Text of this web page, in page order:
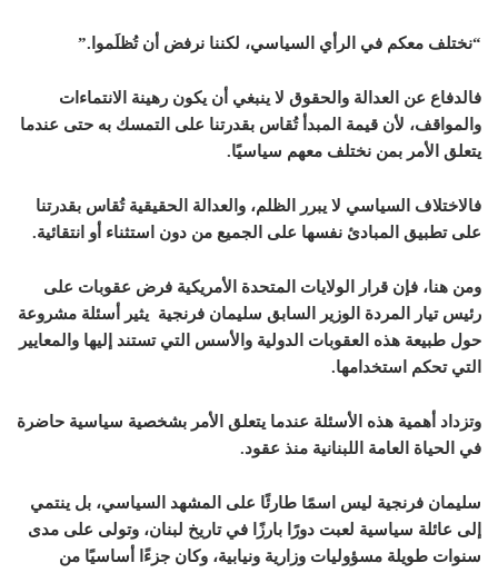
“نختلف معكم في الرأي السياسي، لكننا نرفض أن تُظلَموا.”
فالدفاع عن العدالة والحقوق لا ينبغي أن يكون رهينة الانتماءات
والمواقف، لأن قيمة المبدأ تُقاس بقدرتنا على التمسك به حتى عندما
يتعلق الأمر بمن نختلف معهم سياسيًا.
فالاختلاف السياسي لا يبرر الظلم، والعدالة الحقيقية تُقاس بقدرتنا
على تطبيق المبادئ نفسها على الجميع من دون استثناء أو انتقائية.
ومن هنا، فإن قرار الولايات المتحدة الأمريكية فرض عقوبات على
رئيس تيار المردة الوزير السابق سليمان فرنجية يثير أسئلة مشروعة
حول طبيعة هذه العقوبات الدولية والأسس التي تستند إليها والمعايير
التي تحكم استخدامها.
وتزداد أهمية هذه الأسئلة عندما يتعلق الأمر بشخصية سياسية حاضرة
في الحياة العامة اللبنانية منذ عقود.
سليمان فرنجية ليس اسمًا طارئًا على المشهد السياسي، بل ينتمي
إلى عائلة سياسية لعبت دورًا بارزًا في تاريخ لبنان، وتولى على مدى
سنوات طويلة مسؤوليات وزارية ونيابية، وكان جزءًا أساسيًا من